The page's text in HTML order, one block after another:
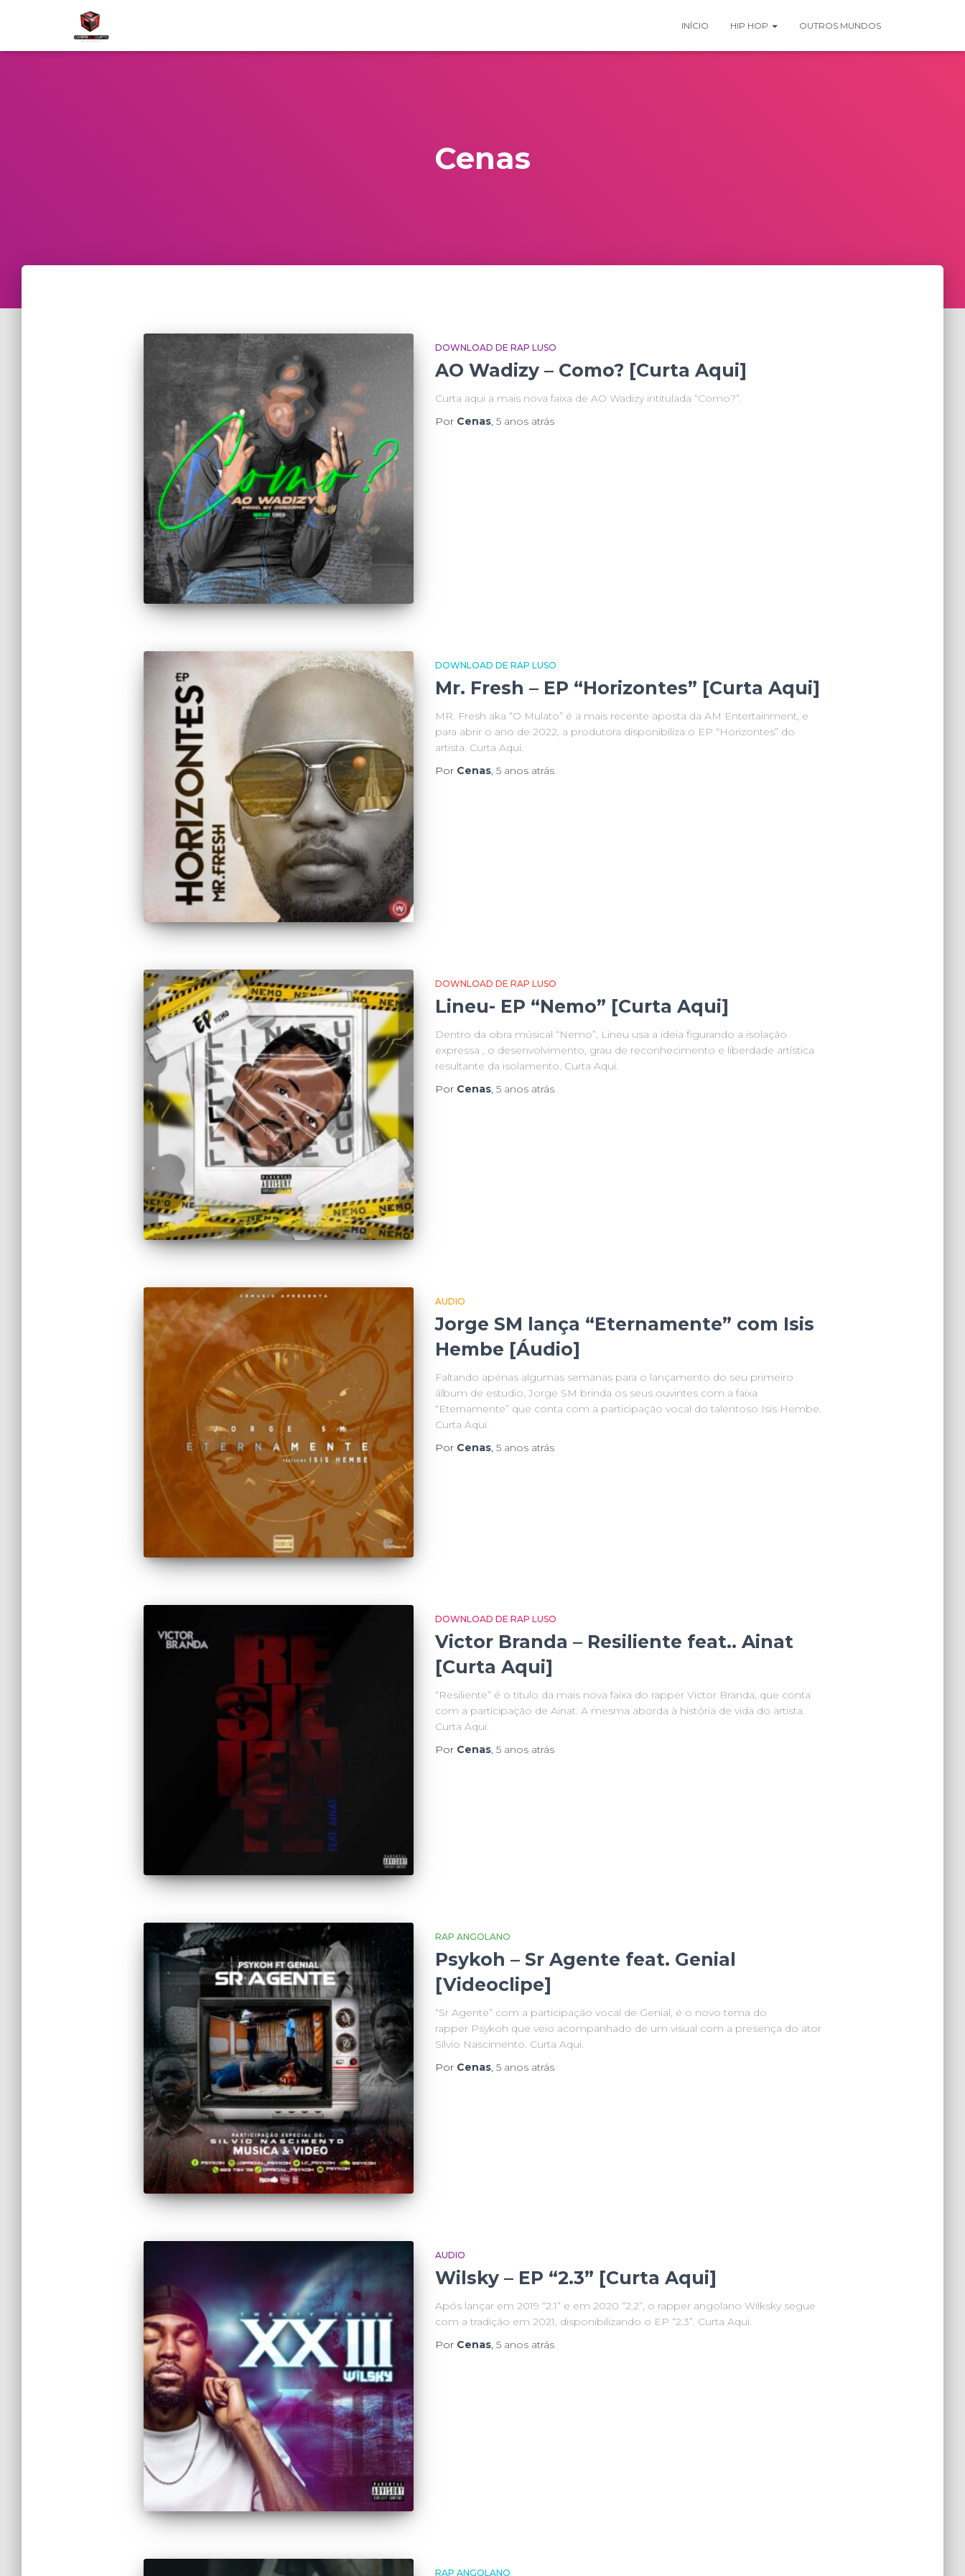
INÍCIO HIP HOP OUTROS MUNDOS
Cenas
DOWNLOAD DE RAP LUSO
AO Wadizy – Como? [Curta Aqui]
Curta aqui a mais nova faixa de AO Wadizy intitulada “Como?”.
Por Cenas, 5 anosatrás
DOWNLOAD DE RAP LUSO
Mr. Fresh – EP “Horizontes” [Curta Aqui]
MR. Fresh aka “O Mulato” é a mais recente aposta da AM Entertainment, e
para abrir o ano de 2022, a produtora disponibiliza o EP “Horizontes” do
artista. Curta Aqui.
Por Cenas, 5 anosatrás
DOWNLOAD DE RAP LUSO
Lineu- EP “Nemo” [Curta Aqui]
Dentro da obra músical “Nemo”, Lineu usa a ideia figurando a isolação
expressa , o desenvolvimento, grau de reconhecimento e liberdade artística
resultante da isolamento. Curta Aqui.
Por Cenas, 5 anosatrás
AUDIO
Jorge SM lança “Eternamente” com Isis
Hembe [Áudio]
Faltando apénas algumas semanas para o lançamento do seu primeiro
álbum de estudio, Jorge SM brinda os seus ouvintes com a faixa
“Eternamente” que conta com a participação vocal do talentoso Isis Hembe.
Curta Aqui.
Por Cenas, 5 anosatrás
DOWNLOAD DE RAP LUSO
Victor Branda – Resiliente feat.. Ainat
[Curta Aqui]
“Resiliente” é o titulo da mais nova faixa do rapper Victor Branda, que conta
com a participação de Ainat. A mesma aborda à história de vida do artista.
Curta Aqui.
Por Cenas, 5 anosatrás
RAP ANGOLANO
Psykoh – Sr Agente feat. Genial
[Videoclipe]
“Sr Agente” com a participação vocal de Genial, é o novo tema do
rapper Psykoh que veio acompanhado de um visual com a presença do ator
Sílvio Nascimento. Curta Aqui.
Por Cenas, 5 anosatrás
AUDIO
Wilsky – EP “2.3” [Curta Aqui]
Após lançar em 2019 “2.1” e em 2020 “2.2”, o rapper angolano Wilksky segue
com a tradição em 2021, disponibilizando o EP “2.3”. Curta Aqui.
Por Cenas, 5 anosatrás
RAP ANGOLANO